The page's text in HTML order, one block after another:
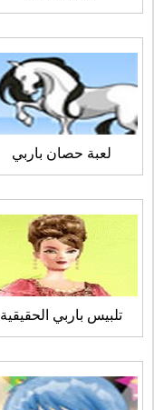
لعبة حصان باربي
تلبيس باربي الحقيقية